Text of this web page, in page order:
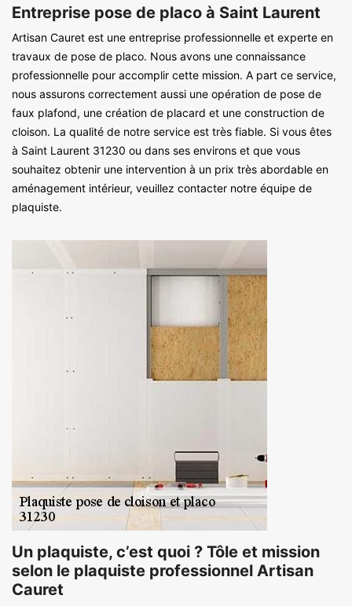
Entreprise pose de placo à Saint Laurent
Artisan Cauret est une entreprise professionnelle et experte en
travaux de pose de placo. Nous avons une connaissance
professionnelle pour accomplir cette mission. A part ce service,
nous assurons correctement aussi une opération de pose de
faux plafond, une création de placard et une construction de
cloison. La qualité de notre service est très fiable. Si vous êtes
à Saint Laurent 31230 ou dans ses environs et que vous
souhaitez obtenir une intervention à un prix très abordable en
aménagement intérieur, veuillez contacter notre équipe de
plaquiste.
Un plaquiste, c’est quoi ? Tôle et mission
selon le plaquiste professionnel Artisan
Cauret